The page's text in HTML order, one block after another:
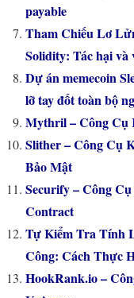
payable
Tham Chiếu Lơ
Solidity: Tác hại và
Dự án memecoin
lỡ tay đốt toàn bộ
Mythril – Công Cụ
Slither – Công Cụ
Bảo Mật
Securify – Công
Contract
Tự Kiểm Tra Tính
Công: Cách Thực
HookRank.io –